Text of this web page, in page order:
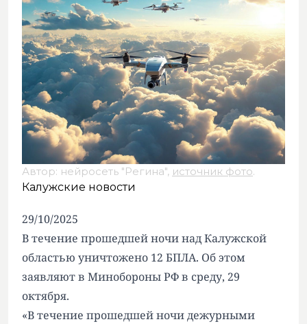
Автор: нейросеть "Регина", источник фото.
Калужские новости
29/10/2025
В течение прошедшей ночи над Калужской
областью уничтожено 12 БПЛА. Об этом
заявляют в Минобороны РФ в среду, 29
октября.
«В течение прошедшей ночи дежурными